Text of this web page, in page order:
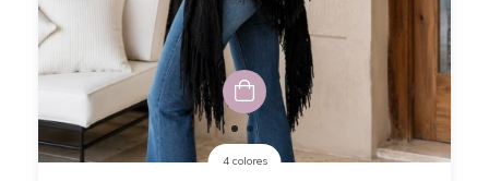
4 colores